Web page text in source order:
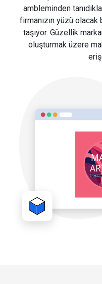
ambleminden
firmanızın yüzü
taşıyor. Güzellik
oluşturmak üzere